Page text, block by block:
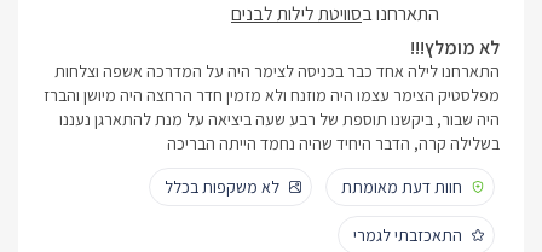
התארחנו בסוויטת לילות לבנים
לא מומלץ!!!
התארחנו לילה אחד כבר בכניסה לצימר היה על המדרכה אשפה וצלחות
מפלסטיק הצימר עצמו היה מוזנח ולא מזמין חדר הרחצה היה מיושן והברז
היה שבור, ביקשנו תוספת של רבע שעה ביציאה על מנת להתארגן נעננו
בשלילה קרה, הדבר היחיד שהיה נחמד הייתה הבריכה
חוות דעת מאומתת
לא משקפות בכלל
התאכזבתי לגמרי